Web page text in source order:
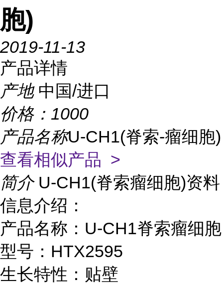
胞)
2019-11-13
产品详情
产地 中国/进口
价格： 1000
产品名称U-CH1(脊索-瘤细胞)
查看相似产品 >
简介 U-CH1(脊索瘤细胞)资料
信息介绍：
产品名称：U-CH1脊索瘤细胞
型号：HTX2595
生长特性：贴壁